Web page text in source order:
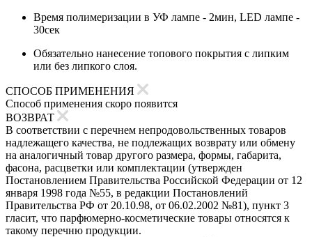
Время полимеризации в УФ лампе - 2мин, LED лампе -
30сек
Обязательно нанесение топового покрытия с липким
или без липкого слоя.
СПОСОБ ПРИМЕНЕНИЯ
Способ применения скоро появится
ВОЗВРАТ
В соответствии с перечнем непродовольственных товаров
надлежащего качества, не подлежащих возврату или обмену
на аналогичный товар другого размера, формы, габарита,
фасона, расцветки или комплектации (утвержден
Постановлением Правительства Российской Федерации от 12
января 1998 года №55, в редакции Постановлений
Правительства РФ от 20.10.98, от 06.02.2002 №81), пункт 3
гласит, что парфюмерно-косметические товары относятся к
такому перечню продукции.